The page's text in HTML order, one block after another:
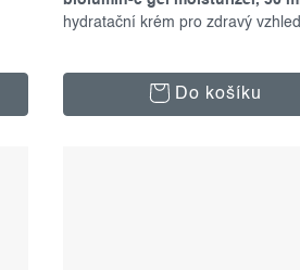
hydratační krém pro zdravý vzhled
Do košíku